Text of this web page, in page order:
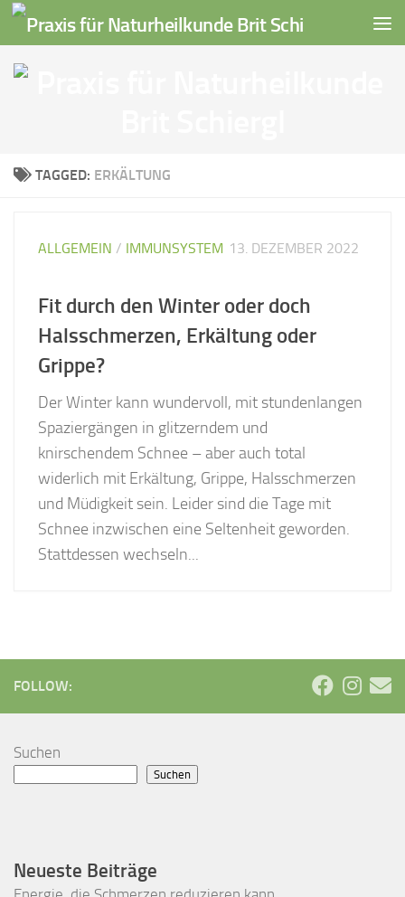
Skip to content
TAGGED: ERKÄLTUNG
ALLGEMEIN / IMMUNSYSTEM 13. DEZEMBER 2022
Fit durch den Winter oder doch
Halsschmerzen, Erkältung oder
Grippe?
Der Winter kann wundervoll, mit stundenlangen
Spaziergängen in glitzerndem und
knirschendem Schnee – aber auch total
widerlich mit Erkältung, Grippe, Halsschmerzen
und Müdigkeit sein. Leider sind die Tage mit
Schnee inzwischen eine Seltenheit geworden.
Stattdessen wechseln...
FOLLOW:
Suchen
Suchen
Neueste Beiträge